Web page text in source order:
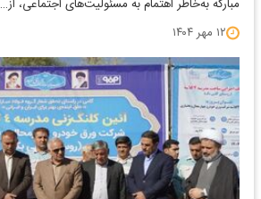
مبارکه به‌خاطر اهتمام به مسئولیت‌های اجتماعی، از…
۱۲ مهر ۱۴۰۴